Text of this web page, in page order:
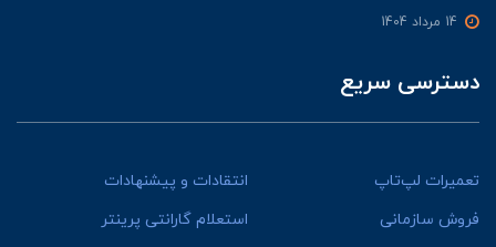
دسترسی سریع
تعمیرات لپ‌تاپ
انتقادات و پیشنهادات
فروش سازمانی
استعلام گارانتی پرینتر